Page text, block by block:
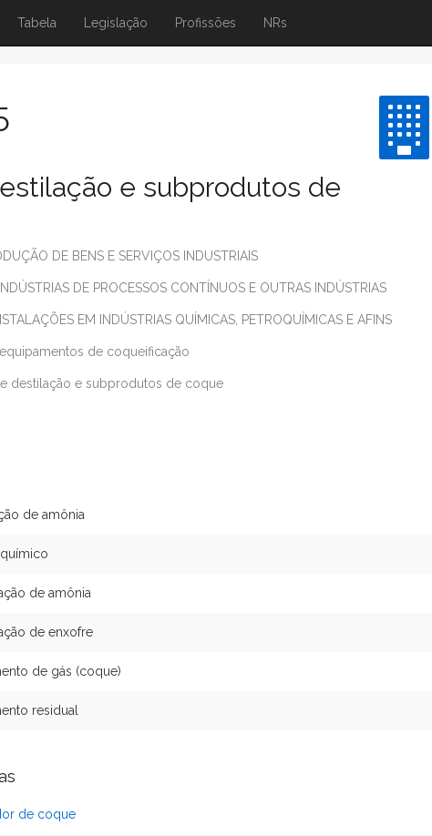
Tabela Legislação Profissões NRs
e subprodutos de
DE BENS E SERVIÇOS INDUSTRIAIS
DE PROCESSOS CONTÍNUOS E OUTRAS INDÚSTRIAS
EM INDÚSTRIAS QUÍMICAS, PETROQUÍMICAS E AFINS
de coqueificação
destilação e subprodutos de coque
de amônia
de amônia
de enxofre
de gás (coque)
residual
de coque